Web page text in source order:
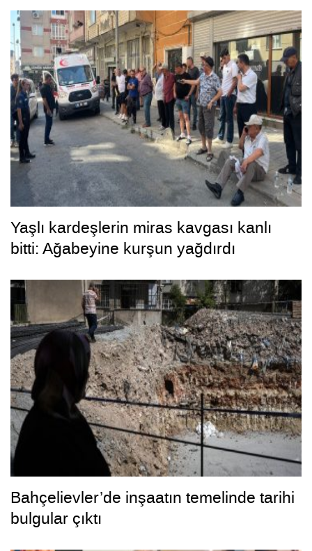
Yaşlı kardeşlerin miras kavgası kanlı
bitti: Ağabeyine kurşun yağdırdı
Bahçelievler’de inşaatın temelinde tarihi
bulgular çıktı